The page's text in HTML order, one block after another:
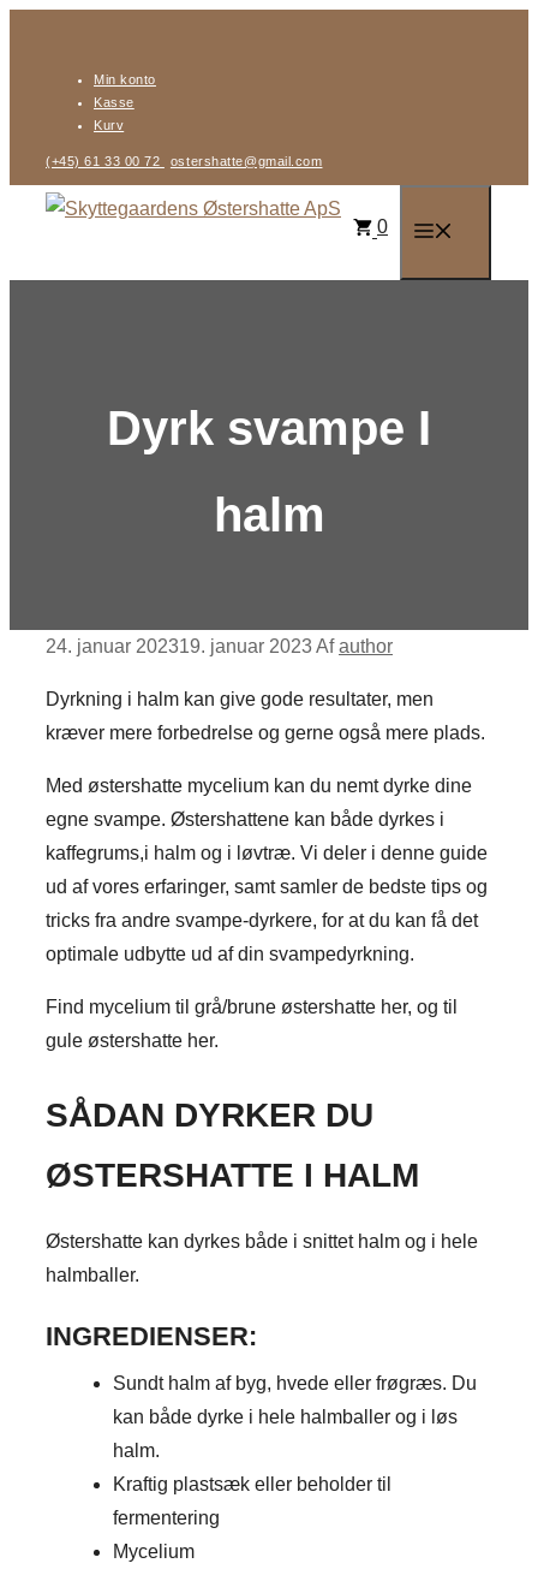
Min konto
Kasse
Kurv
(+45) 61 33 00 72 ostershatte@gmail.com
0
Dyrk svampe I
halm
24. januar 202319. januar 2023Afauthor
Dyrkning i halm kan give gode resultater, men
kræver mere forbedrelse og gerne også mere plads.
Med østershatte mycelium kan du nemt dyrke dine
egne svampe. Østershattene kan både dyrkes i
kaffegrums,i halm og i løvtræ. Vi deler i denne guide
ud af vores erfaringer, samt samler de bedste tips og
tricks fra andre svampe-dyrkere, for at du kan få det
optimale udbytte ud af din svampedyrkning.
Find mycelium til grå/brune østershatte her, og til
gule østershatte her.
SÅDAN DYRKER DU
ØSTERSHATTE I HALM
Østershatte kan dyrkes både i snittet halm og i hele
halmballer.
INGREDIENSER:
Sundt halm af byg, hvede eller frøgræs. Du
kan både dyrke i hele halmballer og i løs
halm.
Kraftig plastsæk eller beholder til
fermentering
Mycelium